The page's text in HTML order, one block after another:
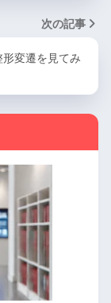
次の記事
変遷を見てみ